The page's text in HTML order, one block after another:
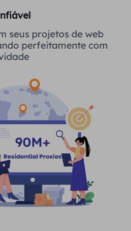
seus projetos de web
perfeitamente com